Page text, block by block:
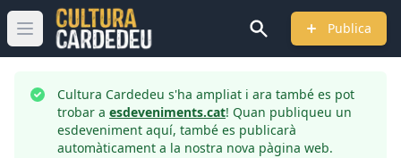
Obrir menú principal Publica
Cultura Cardedeu s'ha ampliat i ara també es pot
trobar a esdeveniments.cat! Quan publiqueu un
esdeveniment aquí, també es publicarà
automàticament a la nostra nova pàgina web.